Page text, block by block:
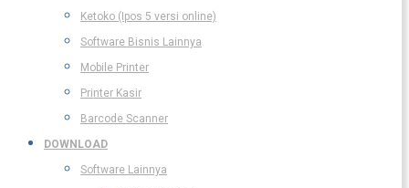
Ketoko (Ipos 5 versi online)
Software Bisnis Lainnya
Mobile Printer
Printer Kasir
Barcode Scanner
DOWNLOAD
Software Lainnya